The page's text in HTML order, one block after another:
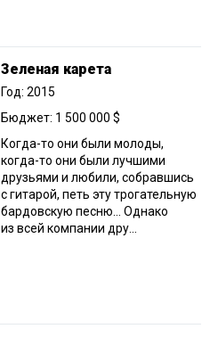
Зеленая карета
Год: 2015
Бюджет: 1 500 000 $
Когда-то они были молоды,
когда-то они были лучшими
друзьями и любили, собравшись
с гитарой, петь эту трогательную
бардовскую песню… Однако
из всей компании дру...